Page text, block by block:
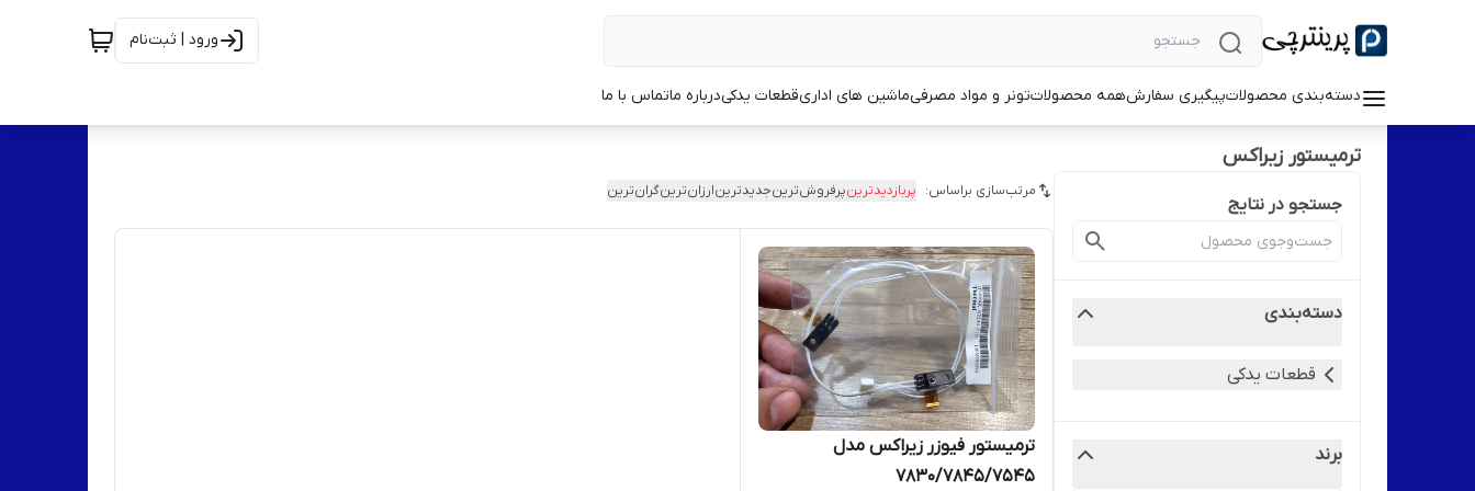
ورود | ثبت‌نام
دسته‌بندی محصولاتپیگیری سفارشهمه محصولاتتونر و مواد مصرفیماشین های اداریقطعات یدکیدرباره ماتماس با ما
ترمیستور زیراکس
جستجو در نتایج
دسته‌بندی
قطعات یدکی
برند
مرتب‌سازی براساس: پربازدیدترینپرفروش‌ترینجدیدترینارزان‌ترینگران‌ترین
ترمیستور فیوزر زیراکس مدل
۷۸۳۰/۷۸۴۵/۷۵۴۵